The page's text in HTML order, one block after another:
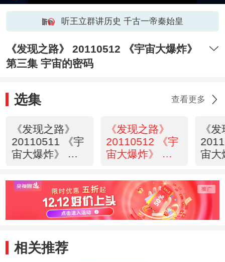
听王立群讲历史 千古一帝秦始皇
《发现之路》 20110512 《宇宙大爆炸》
第三集 宇宙的密码
选集 查看更多
《发现之路》
20110511 《宇
宙大爆炸》 第
《发现之路》
20110512 《宇
宙大爆炸》 第
码
《
宙大
样
相关推荐